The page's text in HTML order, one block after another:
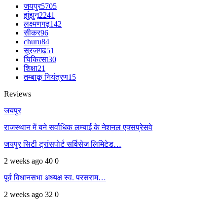
जयपुर5705
झुंझुनू2241
लक्ष्मणगढ़142
सीकर96
churu84
सूरजगढ़51
चिकित्सा30
शिक्षा21
तम्बाकू नियंत्रण15
Reviews
जयपुर
राजस्थान में बने सर्वाधिक लम्बाई के नेशनल एक्सप्रेसवे
जयपुर सिटी ट्रांसपोर्ट सर्विसेज लिमिटेड…
2 weeks ago 40 0
पूर्व विधानसभा अध्यक्ष स्व. परसराम…
2 weeks ago 32 0